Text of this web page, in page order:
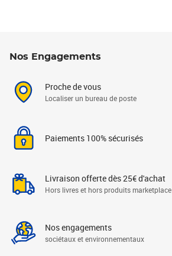
Nos Engagements
Proche de vous
Localiser un bureau de poste
Paiements 100% sécurisés
Livraison offerte dès 25€ d'achat
Hors livres et hors produits marketplace
Nos engagements
sociétaux et environnementaux